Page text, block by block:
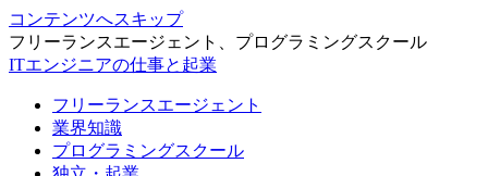
コンテンツへスキップ
フリーランスエージェント、プログラミングスクール
ITエンジニアの仕事と起業
フリーランスエージェント
業界知識
プログラミングスクール